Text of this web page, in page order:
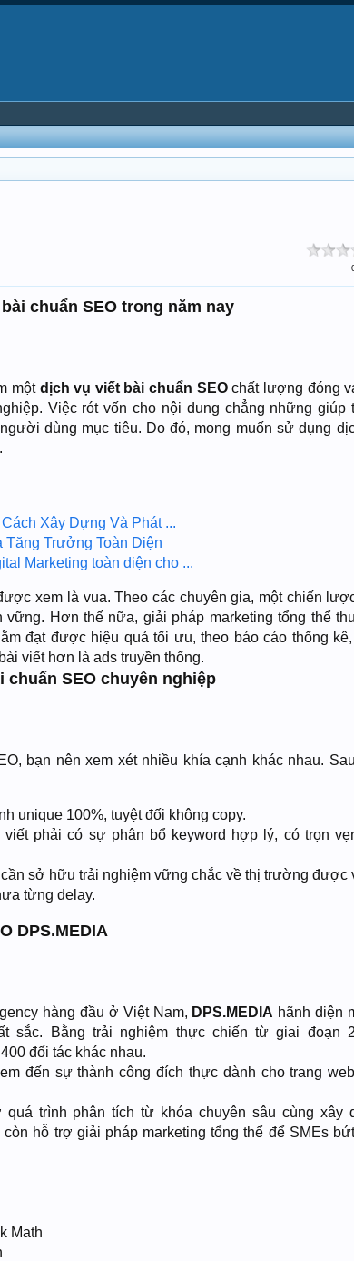
chuẩn SEO trong năm nay
một dịch vụ viết bài chuẩn SEOchất lượng đóng
Việc rót vốn cho nội dung chẳng những giúp
dùng mục tiêu. Do đó, mong muốn sử dụng
Xây Dựng Và Phát ...
Tăng Trưởng Toàn Diện
Marketing toàn diện cho ...
xem là vua. Theo các chuyên gia, một chiến
Hơn thế nữa, giải pháp marketing tổng thể
đạt được hiệu quả tối ưu, theo báo cáo thống
viết hơn là ads truyền thống.
SEO chuyên nghiệp
bạn nên xem xét nhiều khía cạnh khác nhau.
unique 100%, tuyệt đối không copy.
viết phải có sự phân bổ keyword hợp lý, có trọn
sở hữu trải nghiệm vững chắc về thị trường được
từng delay.
DPS.MEDIA
hàng đầu ở Việt Nam, DPS.MEDIA hãnh diện
sắc. Bằng trải nghiệm thực chiến từ giai đoạn
đối tác khác nhau.
đến sự thành công đích thực dành cho trang
trình phân tích từ khóa chuyên sâu cùng xây
hỗ trợ giải pháp marketing tổng thể để SMEs
Math